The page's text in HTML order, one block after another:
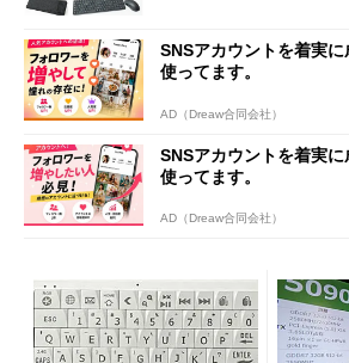
SNSアカウントを着実
使ってます。
AD（Dreaw合同会社）
SNSアカウントを着実
使ってます。
AD（Dreaw合同会社）